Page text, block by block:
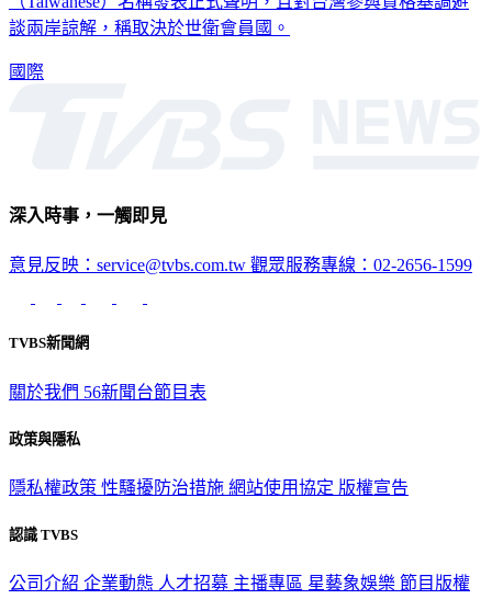
談兩岸諒解，稱取決於世衛會員國。
國際
深入時事，一觸即見
意見反映：service@tvbs.com.tw 觀眾服務專線：02-2656-1599
TVBS新聞網
關於我們 56新聞台節目表
政策與隱私
隱私權政策 性騷擾防治措施 網站使用協定 版權宣告
認識 TVBS
公司介紹 企業動態 人才招募 主播專區 星藝象娛樂 節目版權